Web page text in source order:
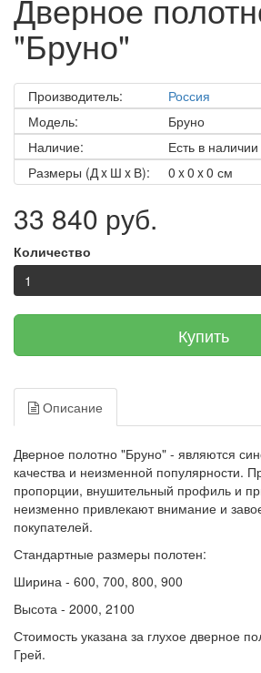
Дверное
"Бруно"
Производитель:
Россия
Модель:
Бруно
Наличие:
Есть в наличии
Размеры (Д x Ш x В):
0 x 0 x 0 см
33 840 руб.
Количество
Купить
Описание
Дверное полотно "Бруно" - являются
качества и неизменной популярности.
пропорции, внушительный профиль и
неизменно привлекают внимание и
покупателей.
Стандартные размеры полотен:
Ширина - 600, 700, 800, 900
Высота - 2000, 2100
Стоимость указана за глухое дверное
Грей.